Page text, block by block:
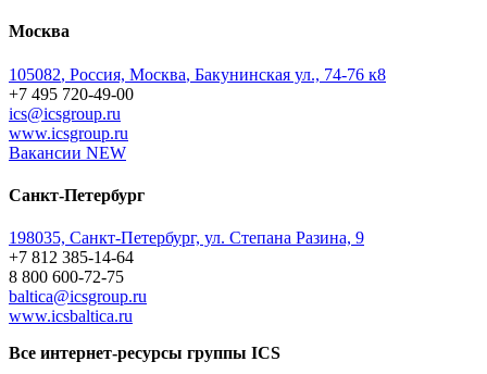
Москва
105082, Россия, Москва, Бакунинская ул., 74-76 к8
+7 495 720-49-00
ics@icsgroup.ru
www.icsgroup.ru
Вакансии NEW
Санкт-Петербург
198035, Санкт-Петербург, ул. Степана Разина, 9
+7 812 385-14-64
8 800 600-72-75
baltica@icsgroup.ru
www.icsbaltica.ru
Все интернет-ресурсы группы ICS